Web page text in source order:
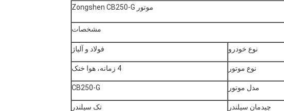
موتور Zongshen CB250-G
مشخصات
نوع خودرو فولاد و آلیاژ
نوع موتور 4 زمانه، هوا خنک
مدل موتور CB250-G
چیدمان سیلندر تک سیلندر